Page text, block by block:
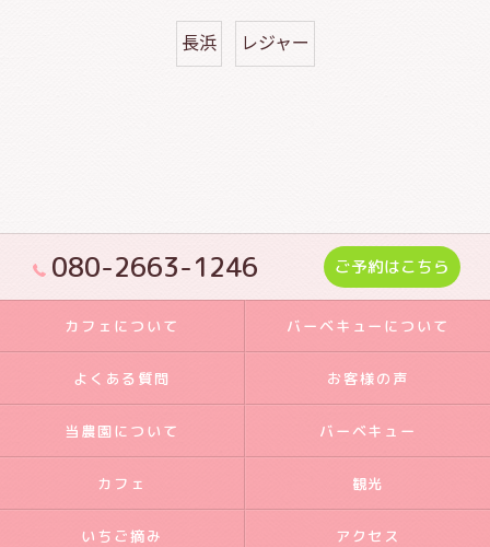
長浜 レジャー
080-2663-1246 ご予約はこちら
カフェについて バーベキューについて
よくある質問 お客様の声
当農園について バーベキュー
カフェ 観光
いちご摘み アクセス